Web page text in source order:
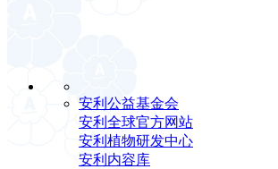
安利公益基金会
安利全球官方网站
安利植物研发中心
安利内容库